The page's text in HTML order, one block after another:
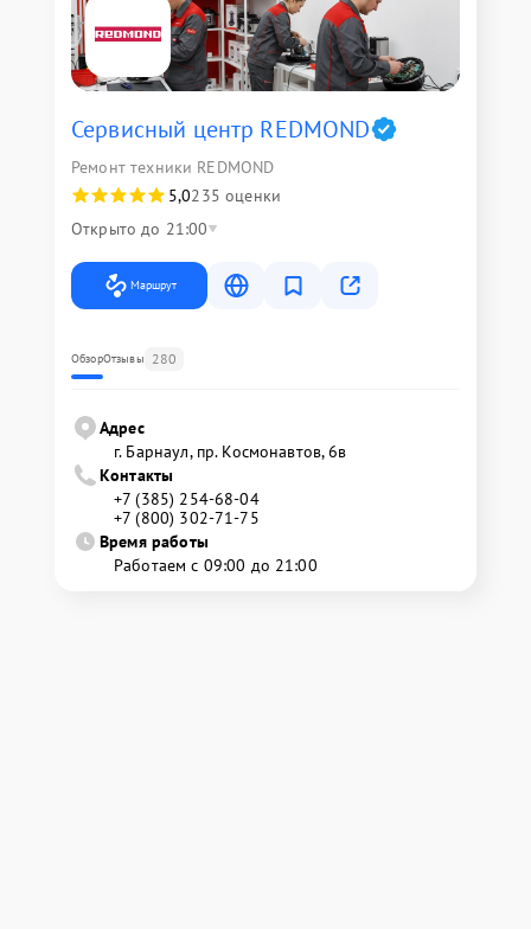
Сервисный центр REDMOND
Ремонт техники REDMOND
5,0235 оценки
Открыто до 21:00
Маршрут
ОбзорОтзывы 280
Адрес
г. Барнаул, ​пр. Космонавтов, 6в
Контакты
+7 (385) 254-68-04
+7 (800) 302-71-75
Время работы
Работаем с 09:00 до 21:00